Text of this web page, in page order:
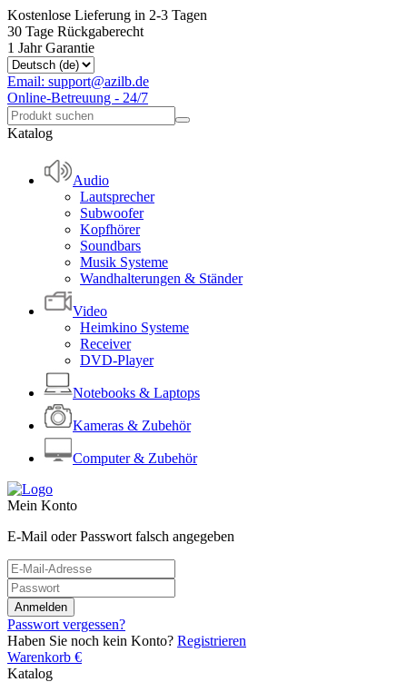
Kostenlose Lieferung in 2-3 Tagen
30 Tage Rückgaberecht
1 Jahr Garantie
Email: support@azilb.de
Online-Betreuung - 24/7
Katalog
Audio
Lautsprecher
Subwoofer
Kopfhörer
Soundbars
Musik Systeme
Wandhalterungen & Ständer
Video
Heimkino Systeme
Receiver
DVD-Player
Notebooks & Laptops
Kameras & Zubehör
Computer & Zubehör
Mein Konto
E-Mail oder Passwort falsch angegeben
Passwort vergessen?
Haben Sie noch kein Konto? Registrieren
Warenkorb €
Katalog